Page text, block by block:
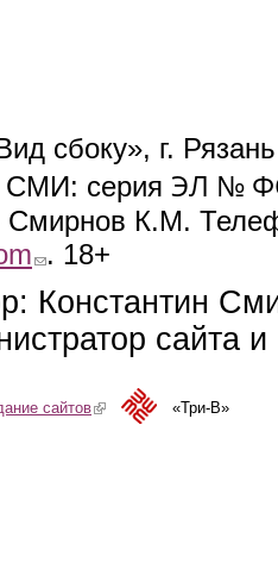
сбоку», г.
СМИ: серия ЭЛ №
Смирнов К.М.
(link sends e-mail)
. 18+
Константин
сайта
сайтов(link is external)«Три-В»